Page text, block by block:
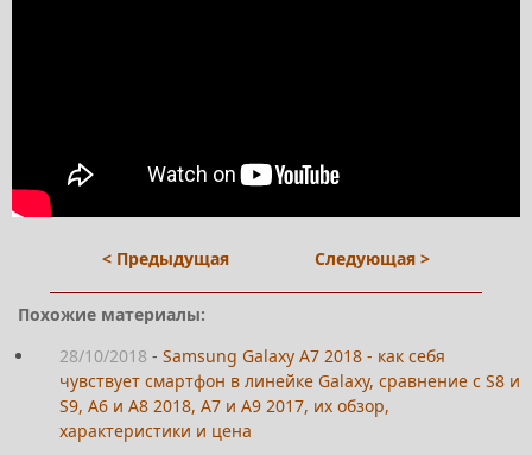
< Предыдущая Следующая >
Похожие материалы:
28/10/2018 - Samsung Galaxy A7 2018 - как себя
чувствует смартфон в линейке Galaxy, сравнение с S8 и
S9, A6 и A8 2018, A7 и A9 2017, их обзор,
характеристики и цена